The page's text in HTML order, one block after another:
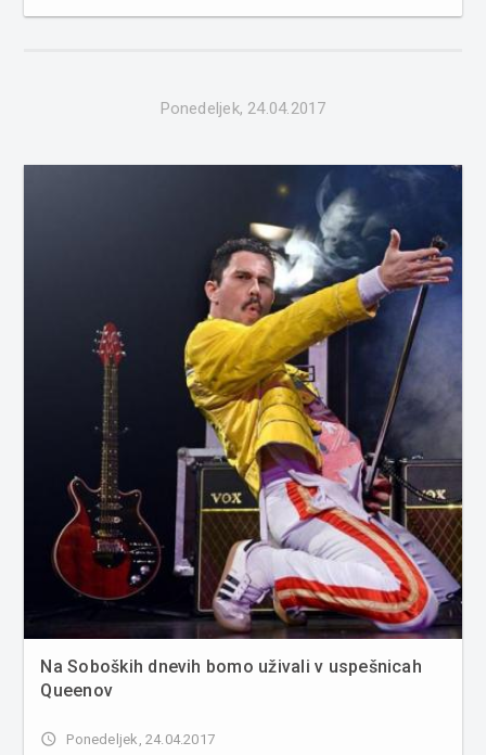
Ponedeljek, 24.04.2017
Na Soboških dnevih bomo uživali v uspešnicah
Queenov
access_time Ponedeljek, 24.04.2017